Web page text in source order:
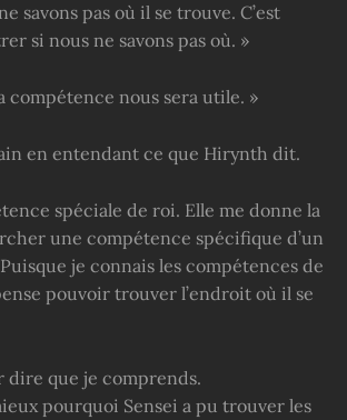
savons pas où il se trouve. C’est
si nous ne savons pas où. »
compétence nous sera utile. »
en entendant ce que Hirynth dit.
spéciale de roi. Elle me donne la
une compétence spécifique d’un
je connais les compétences de
pouvoir trouver l’endroit où il se
dire que je comprends.
pourquoi Sensei a pu trouver les